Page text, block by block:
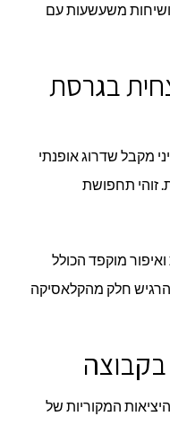
מידי ושיחות משעשעות עם
בגרסת
מקבל שדרוג אופנתי
זוהי תחפושת
מוקפד הכולל
חלק מהקלאסיקה
בקבוצה
המקוריות של